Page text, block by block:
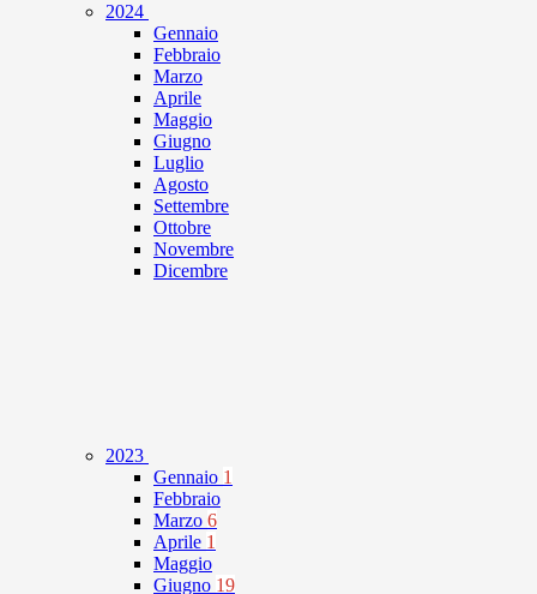
2024
Gennaio
Febbraio
Marzo
Aprile
Maggio
Giugno
Luglio
Agosto
Settembre
Ottobre
Novembre
Dicembre
2023
Gennaio 1
Febbraio
Marzo 6
Aprile 1
Maggio
Giugno 19